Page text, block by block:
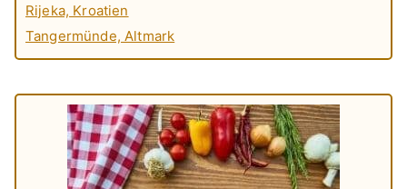
Rijeka, Kroatien
Tangermünde, Altmark